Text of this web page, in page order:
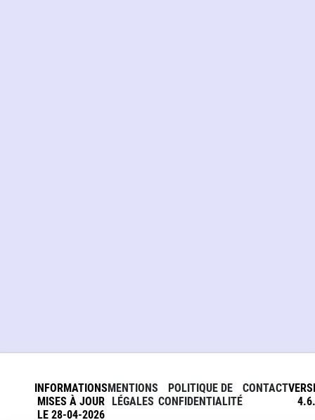
INFORMATIONS
MISES À JOUR
LE 28-04-2026
MENTIONS
LÉGALES
POLITIQUE DE
CONFIDENTIALITÉ
CONTACT